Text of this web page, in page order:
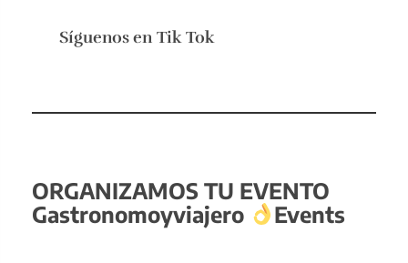
Síguenos en Tik Tok
ORGANIZAMOS TU EVENTO
Gastronomoyviajero
Events